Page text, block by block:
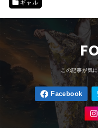
ギャル